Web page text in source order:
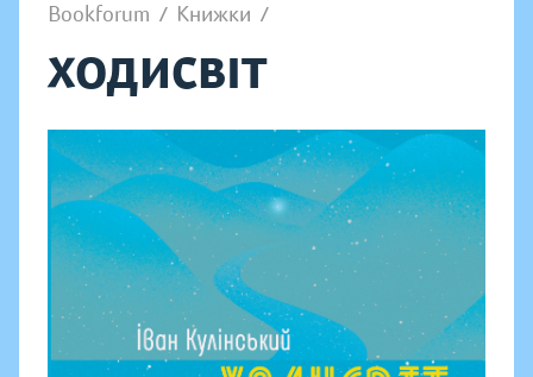
Bookforum / Книжки /
ХОДИСВІТ